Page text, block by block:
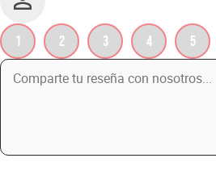
1 2 3 4 5